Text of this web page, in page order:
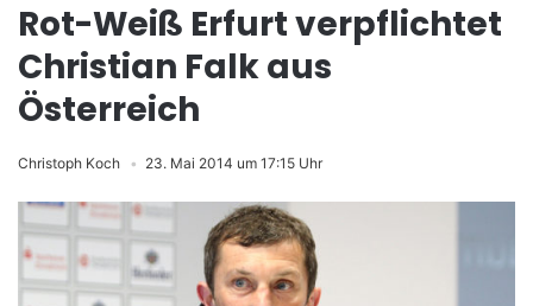
Rot-Weiß Erfurt verpflichtet
Christian Falk aus
Österreich
Christoph Koch 23. Mai 2014 um 17:15 Uhr